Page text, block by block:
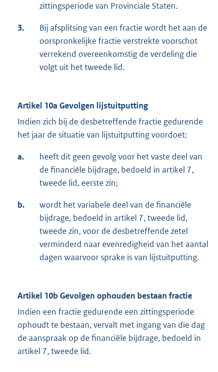
zittingsperiode van Provinciale Staten.
3.
Bij afsplitsing van een fractie wordt het aan de
oorspronkelijke fractie verstrekte voorschot
verrekend overeenkomstig de verdeling die
volgt uit het tweede lid.
Artikel 10a Gevolgen lijstuitputting
Indien zich bij de desbetreffende fractie gedurende
het jaar de situatie van lijstuitputting voordoet:
a.
heeft dit geen gevolg voor het vaste deel van
de financiële bijdrage, bedoeld in artikel 7,
tweede lid, eerste zin;
b.
wordt het variabele deel van de financiële
bijdrage, bedoeld in artikel 7, tweede lid,
tweede zin, voor de desbetreffende zetel
verminderd naar evenredigheid van het aantal
dagen waarvoor sprake is van lijstuitputting.
Artikel 10bGevolgen ophouden bestaan fractie
Indien een fractie gedurende een zittingsperiode
ophoudt te bestaan, vervalt met ingang van die dag
de aanspraak op de financiële bijdrage, bedoeld in
artikel 7, tweede lid.